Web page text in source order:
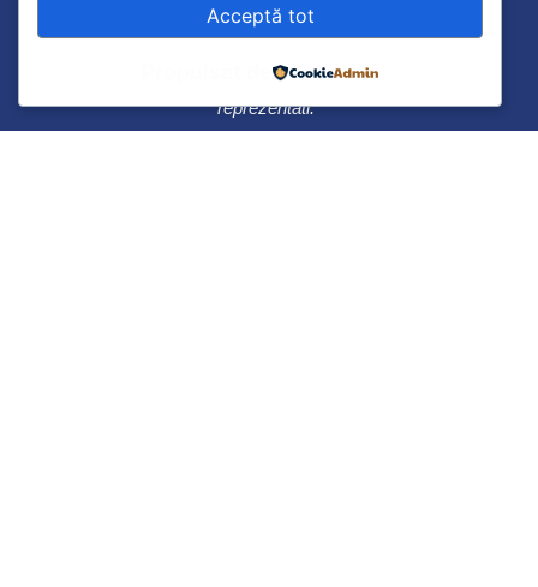
Nu scadeti rolul pe care el trebuie sa-l aiba in lume;
nu fiti modesti pentru poporul pe care il
reprezentati.”
Acceptă tot